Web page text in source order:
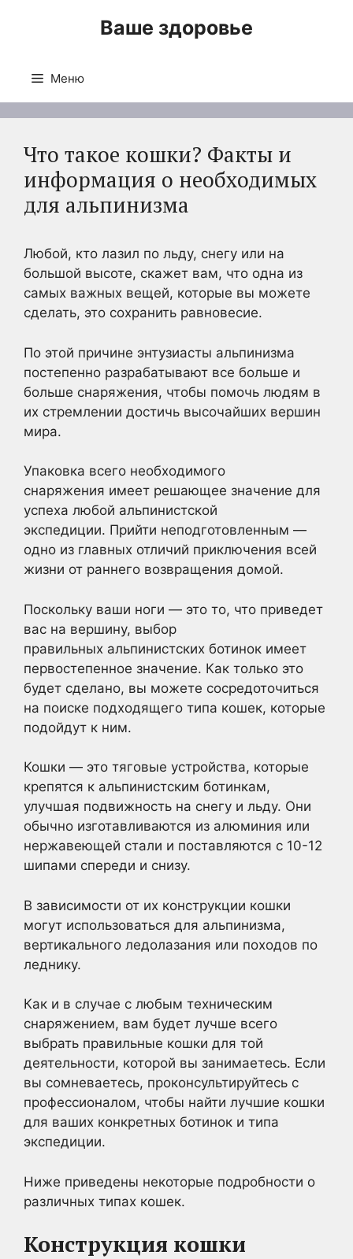
Ваше здоровье
Меню
Что такое кошки? Факты и
информация о необходимых
для альпинизма
Любой, кто лазил по льду, снегу или на
большой высоте, скажет вам, что одна из
самых важных вещей, которые вы можете
сделать, это сохранить равновесие.
По этой причине энтузиасты альпинизма
постепенно разрабатывают все больше и
больше снаряжения, чтобы помочь людям в
их стремлении достичь высочайших вершин
мира.
Упаковка всего необходимого
снаряжения имеет решающее значение для
успеха любой альпинистской
экспедиции. Прийти неподготовленным —
одно из главных отличий приключения всей
жизни от раннего возвращения домой.
Поскольку ваши ноги — это то, что приведет
вас на вершину, выбор
правильных альпинистских ботинок имеет
первостепенное значение. Как только это
будет сделано, вы можете сосредоточиться
на поиске подходящего типа кошек, которые
подойдут к ним.
Кошки — это тяговые устройства, которые
крепятся к альпинистским ботинкам,
улучшая подвижность на снегу и льду. Они
обычно изготавливаются из алюминия или
нержавеющей стали и поставляются с 10-12
шипами спереди и снизу.
В зависимости от их конструкции кошки
могут использоваться для альпинизма,
вертикального ледолазания или походов по
леднику.
Как и в случае с любым техническим
снаряжением, вам будет лучше всего
выбрать правильные кошки для той
деятельности, которой вы занимаетесь. Если
вы сомневаетесь, проконсультируйтесь с
профессионалом, чтобы найти лучшие кошки
для ваших конкретных ботинок и типа
экспедиции.
Ниже приведены некоторые подробности о
различных типах кошек.
Конструкция кошки